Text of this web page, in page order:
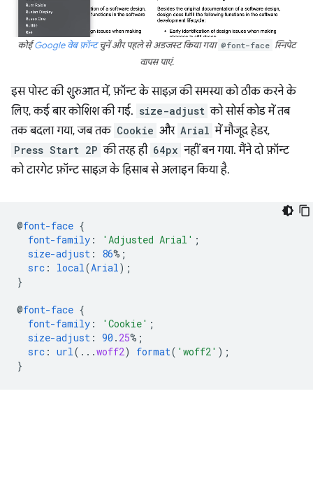
कोईGoogle वेब फ़ॉन्टचुनें और पहले से अडजस्ट किया गया @font-face स्निपेट
वापस पाएं.
इस पोस्ट की शुरुआत में, फ़ॉन्ट के साइज़ की समस्या को ठीक करने के
लिए, कई बार कोशिश की गई. size-adjust को सोर्स कोड में तब
तक बदला गया, जब तक Cookie और Arial में मौजूद हेडर,
Press Start 2P की तरह ही 64px नहीं बन गया. मैंने दो फ़ॉन्ट
को टारगेट फ़ॉन्ट साइज़ के हिसाब से अलाइन किया है.
@font-face {
font-family : 'Adjusted Arial' ;
size-adjust : 86%;
src : local(Arial);
}
@font-face {
font-family : 'Cookie' ;
size-adjust : 90 . 25%;
src : url(.. .woff2) format( 'woff2' );
}